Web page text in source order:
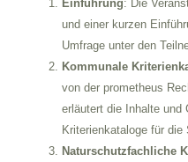
Einführung: Die
und einer kurzen
Umfrage unter den
Kommunale
von der prometheus
erläutert die Inhalte und
Kriterienkataloge für
Naturschutzfachliche